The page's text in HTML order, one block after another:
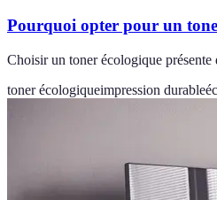
Pourquoi opter pour un
Choisir un toner écologique
toner écologiqueimpression durable